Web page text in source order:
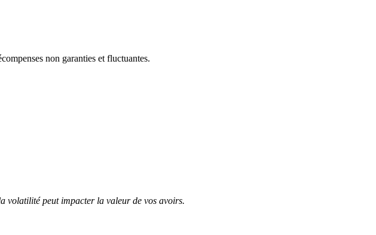
non garanties et fluctuantes.
volatilité peut impacter la valeur de vos avoirs.